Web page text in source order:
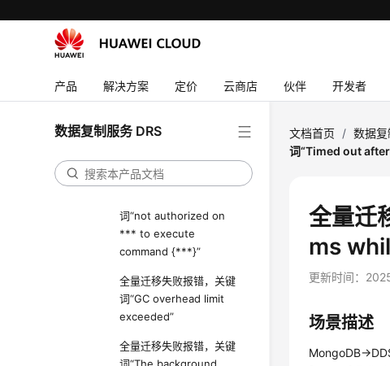
产品 解决方案 定价 云商店 伙伴 开发者
数据复制服务 DRS
失败案例
MongoDB->DDS实时迁移
全量迁移失败报错，关键
end of stream”
词“not authorized on
*** to execute
command {***}”
全量迁移失败报错，关键
词“GC overhead limit
exceeded”
全量迁移失败报错，关键
文档首页 / 数据复
词“Timed out
全量迁
ms
更新时间：
场景描述
MongoDB-